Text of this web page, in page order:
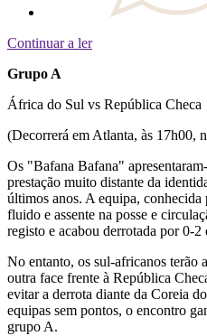
Continuar a ler
Grupo A
África do Sul vs República Checa
(Decorrerá em Atlanta, às 17h00,
Os "Bafana Bafana"
prestação muito distante da
últimos anos. A equipa,
fluido e assente na posse e
registo e acabou derrotada por 0-
No entanto, os sul-africanos terão
outra face frente à República
evitar a derrota diante da Coreia
equipas sem pontos, o encontro
grupo A.